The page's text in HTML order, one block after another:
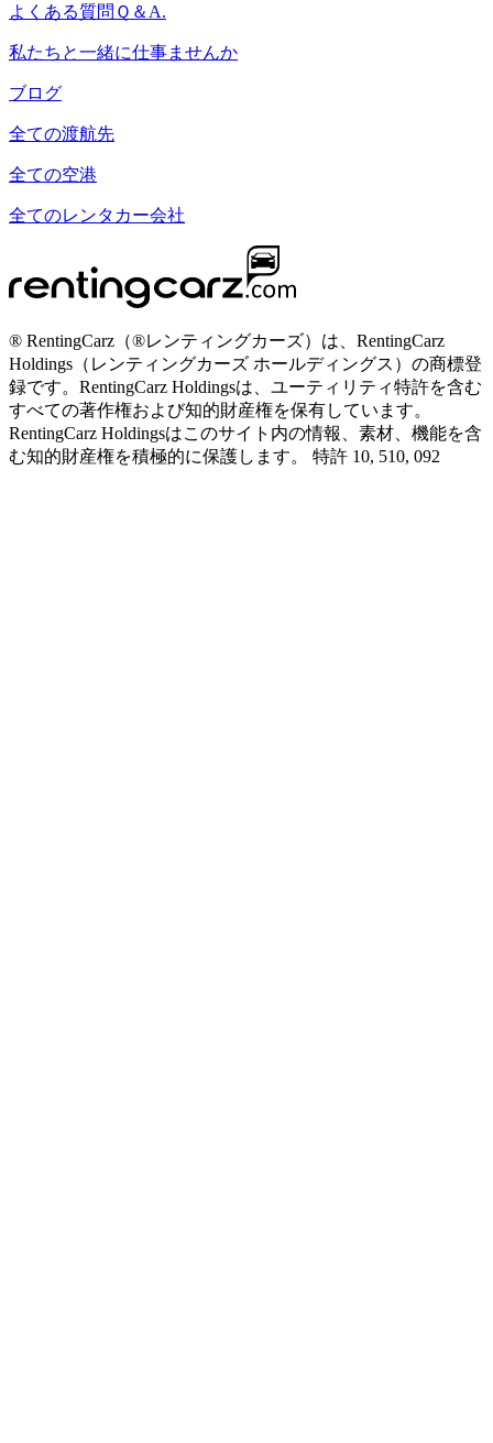
よくある質問Ｑ＆A.
私たちと一緒に仕事ませんか
ブログ
全ての渡航先
全ての空港
全てのレンタカー会社
® RentingCarz（®レンティングカーズ）は、RentingCarz
Holdings（レンティングカーズ ホールディングス）の商標登
録です。RentingCarz Holdingsは、ユーティリティ特許を含む
すべての著作権および知的財産権を保有しています。
RentingCarz Holdingsはこのサイト内の情報、素材、機能を含
む知的財産権を積極的に保護します。 特許 10, 510, 092